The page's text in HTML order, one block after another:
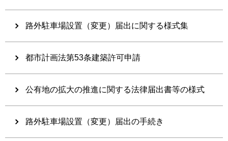
路外駐車場設置（変更）届出に関する様式集
都市計画法第53条建築許可申請
公有地の拡大の推進に関する法律届出書等の様式
路外駐車場設置（変更）届出の手続き